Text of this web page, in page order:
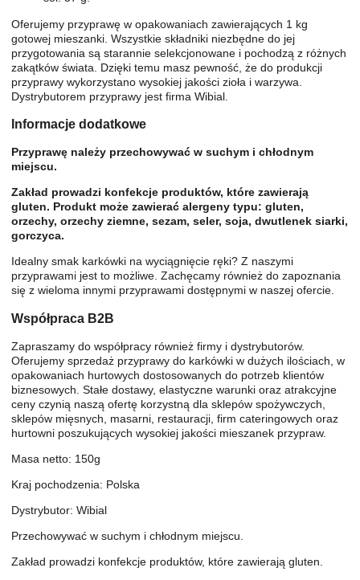
Oferujemy przyprawę w opakowaniach zawierających 1 kg
gotowej mieszanki. Wszystkie składniki niezbędne do jej
przygotowania są starannie selekcjonowane i pochodzą z różnych
zakątków świata. Dzięki temu masz pewność, że do produkcji
przyprawy wykorzystano wysokiej jakości zioła i warzywa.
Dystrybutorem przyprawy jest firma Wibial.
Informacje dodatkowe
Przyprawę należy przechowywać w suchym i chłodnym
miejscu.
Zakład prowadzi konfekcje produktów, które zawierają
gluten. Produkt może zawierać alergeny typu: gluten,
orzechy, orzechy ziemne, sezam, seler, soja, dwutlenek siarki,
gorczyca.
Idealny smak karkówki na wyciągnięcie ręki? Z naszymi
przyprawami jest to możliwe. Zachęcamy również do zapoznania
się z wieloma innymi przyprawami dostępnymi w naszej ofercie.
Współpraca B2B
Zapraszamy do współpracy również firmy i dystrybutorów.
Oferujemy sprzedaż przyprawy do karkówki w dużych ilościach, w
opakowaniach hurtowych dostosowanych do potrzeb klientów
biznesowych. Stałe dostawy, elastyczne warunki oraz atrakcyjne
ceny czynią naszą ofertę korzystną dla sklepów spożywczych,
sklepów mięsnych, masarni, restauracji, firm cateringowych oraz
hurtowni poszukujących wysokiej jakości mieszanek przypraw.
Masa netto: 150g
Kraj pochodzenia: Polska
Dystrybutor: Wibial
Przechowywać w suchym i chłodnym miejscu.
Zakład prowadzi konfekcje produktów, które zawierają gluten.